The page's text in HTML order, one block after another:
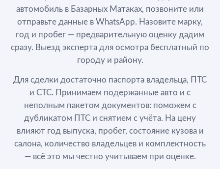
автомобиль в Базарных Матаках, позвоните или
отправьте данные в WhatsApp. Назовите марку,
год и пробег — предварительную оценку дадим
сразу. Выезд эксперта для осмотра бесплатный по
городу и району.
Для сделки достаточно паспорта владельца, ПТС
и СТС. Принимаем подержанные авто и с
неполным пакетом документов: поможем с
дубликатом ПТС и снятием с учёта. На цену
влияют год выпуска, пробег, состояние кузова и
салона, количество владельцев и комплектность
— всё это мы честно учитываем при оценке.